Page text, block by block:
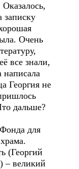
записку
Очень
все знали,
написала
Георгия не
дальше?
для
(Георгий
– великий